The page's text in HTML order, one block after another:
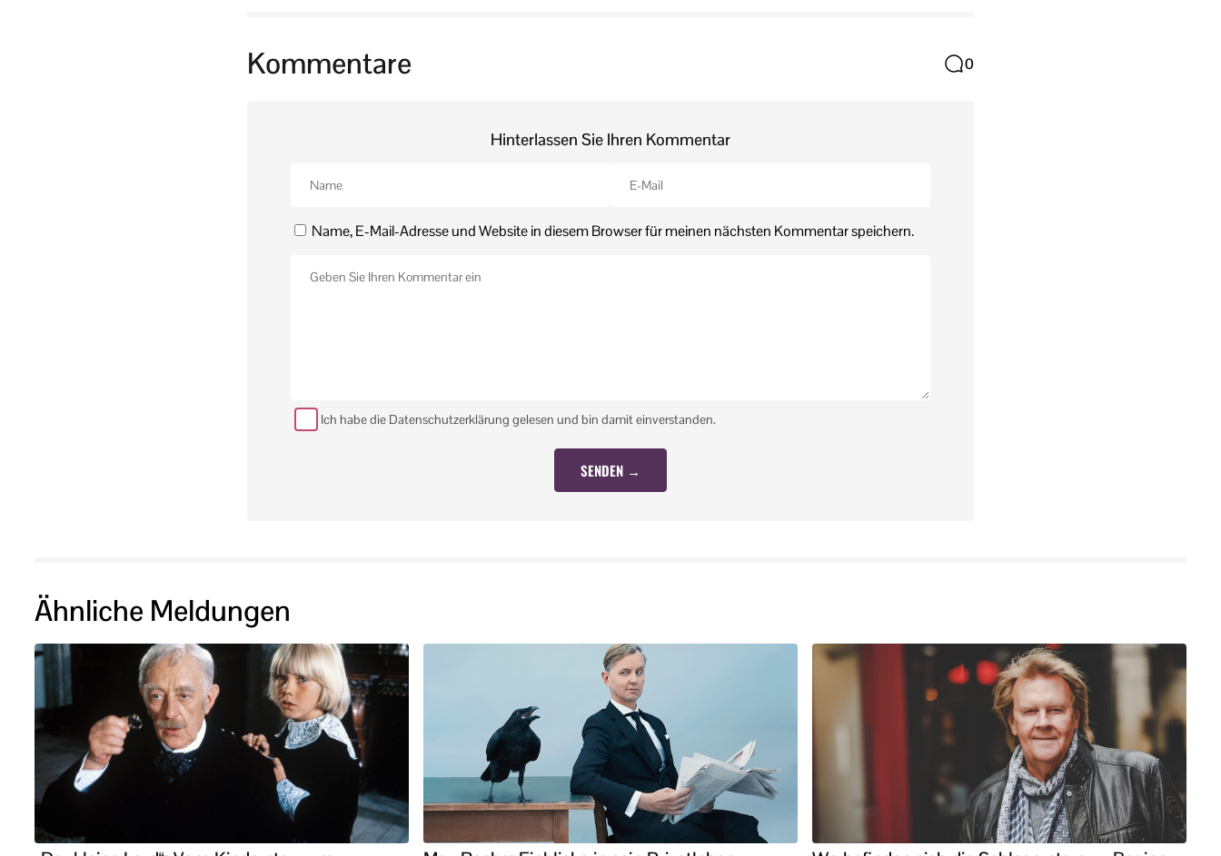
Kommentare 0
Hinterlassen Sie Ihren Kommentar
Name, E-Mail-Adresse und Website in diesem Browser für meinen nächsten Kommentar speichern.
Ich habe die Datenschutzerklärung gelesen und bin damit einverstanden.
Ähnliche Meldungen